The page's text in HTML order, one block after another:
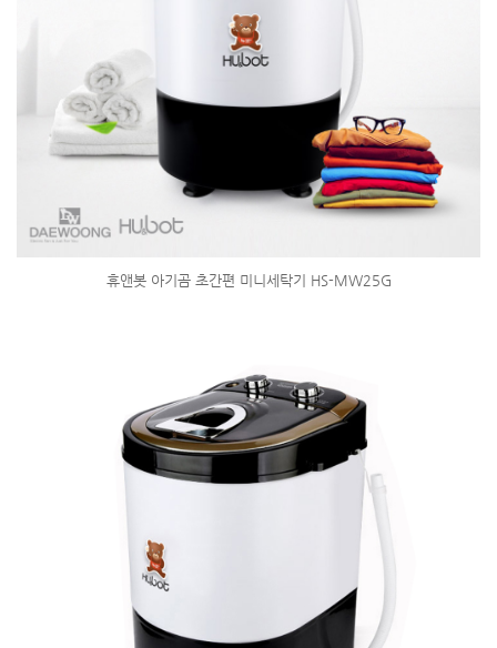
휴앤봇 아기곰 초간편 미니세탁기 HS-MW25G